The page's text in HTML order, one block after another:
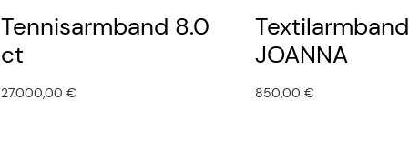
Tennisarmband 8.0
ct
27.000,00€
Textilarmband
JOANNA
850,00€